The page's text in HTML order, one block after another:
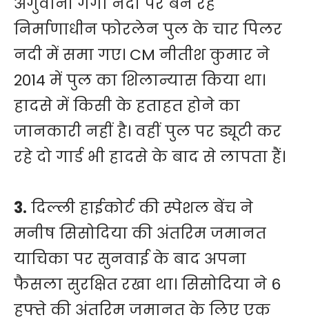
निर्माणाधीन फोरलेन पुल के चार पिलर
नदी में समा गए। CM नीतीश कुमार ने
2014 में पुल का शिलान्यास किया था।
हादसे में किसी के हताहत होने का
जानकारी नहीं है। वहीं पुल पर ड्यूटी कर
रहे दो गार्ड भी हादसे के बाद से लापता हैं।
3. दिल्ली हाईकोर्ट की स्पेशल बेंच ने
मनीष सिसोदिया की अंतरिम जमानत
याचिका पर सुनवाई के बाद अपना
फैसला सुरक्षित रखा था। सिसोदिया ने 6
हफ्ते की अंतरिम जमानत के लिए एक